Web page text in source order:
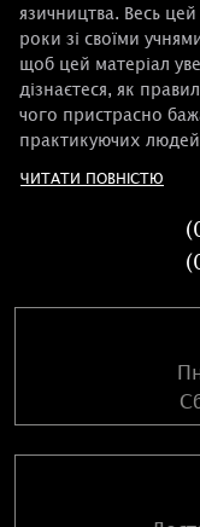
язичництва. Весь
роки зі своїми
щоб цей матеріал
дізнаєтеся, як
чого пристрасно
практикуючих
Іноді трапляється
здавались
клявся у вічній
частинку люблячого
коханого ні до чого
Любовна магія
гармонізувати своє
і гармонію можна
змін у його стані
магія може
ЧИТАТИ ПОВНІСТЮ